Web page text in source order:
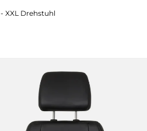
XXL Drehstuhl
springen